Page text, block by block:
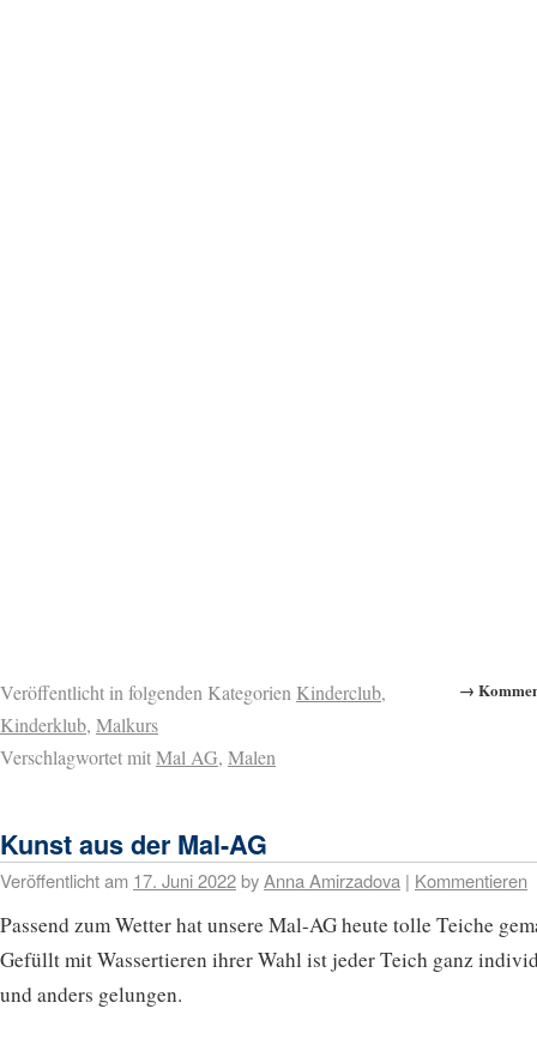
→
Veröffentlicht in folgenden Kategorien Kinderclub,
Kinderklub, Malkurs
Verschlagwortet mitMal AG, Malen
Kunst aus der Mal-AG
Veröffentlicht am 17. Juni 2022byAnna Amirzadova | Kommentieren
Passend zum Wetter hat unsere Mal-AG heute tolle Teiche
Gefüllt mit Wassertieren ihrer Wahl ist jeder Teich ganz
und anders gelungen.